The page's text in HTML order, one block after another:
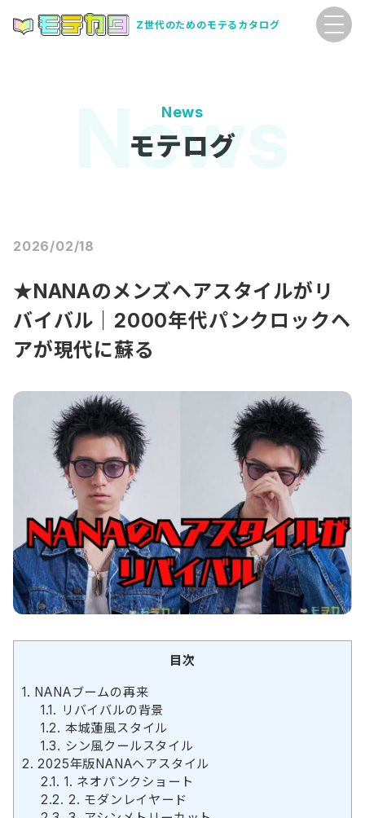
Z世代のためのモテるカタログ
News
モテログ
2026/02/18
★NANAのメンズヘアスタイルがリ
バイバル｜2000年代パンクロックヘ
アが現代に蘇る
目次
1. NANAブームの再来
1.1. リバイバルの背景
1.2. 本城蓮風スタイル
1.3. シン風クールスタイル
2. 2025年版NANAヘアスタイル
2.1. 1. ネオパンクショート
2.2. 2. モダンレイヤード